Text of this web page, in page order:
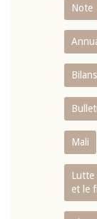
Note
Mali
Lutte
et le